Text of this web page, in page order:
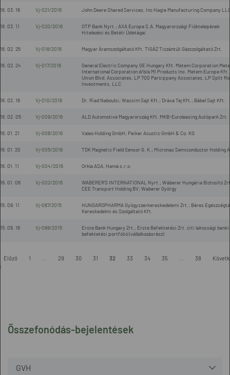
Összefonódás-bejelentések
GVH
03. 16 Vj-021/2016 John Deere Shared Services, Inc Hagie Manufacturing Company
03. 11 Vj-020/2016
OTP Bank Nyrt.; AXA Europe S.A. Magyarországi Fióktelepének
Hitelezési és Betéti Üzletágai
02. 25 Vj-018/2016 Magyar Áramszolgáltató Kft. TIGÁZ Tiszántúli Gázszolgáltató Zrt.
02. 24 Vj-017/2016
General Electric Company GE Hungary Kft. Metem Corporation
International Corporation d/b/a MI Products Inc. Metem Europe Kft.
Union Blvd. Associates, LP 700 Parsippany Associates, LP Split
Investments, LLC
02. 16 Vj-010/2016 Dr. Riad Naboulsi; Wassim Sajt Kft.; Dráva Tej Kft.; Bábel Sajt Kft.
02. 05 Vj-009/2016 ALD Automotive Magyarország Kft. MKB-Euroleasing Autópark Zrt.
01. 21 Vj-006/2016 Valeo Holding GmbH; Peiker Acustic GmbH & Co. KG
01. 20 Vj-005/2016 TDK Magnetic Field Sensor G. K.; Micronas Semiconductor Holding
01. 11 Vj-004/2016 Orkla ASA; Hamá s.r.o.
01. 06 Vj-002/2016
WABERER’S INTERNATIONAL Nyrt.; Wáberer Hungária Biztosító
CEE Transport Holding BV; Waberer György
09. 11 Vj-087/2015
HUNGAROPHARMA Gyógyszerkereskedelemi Zrt.; Béres
Kereskedelmi és Szolgáltató Kft.
09. 16 Vj-088/2015
Erste Bank Hungary Zrt., Erste Befektetési Zrt. citi lakossági banki
befektetési portfólió (vállalkozásrész)
Előző 1 29 30 31 32 33 34 35 38